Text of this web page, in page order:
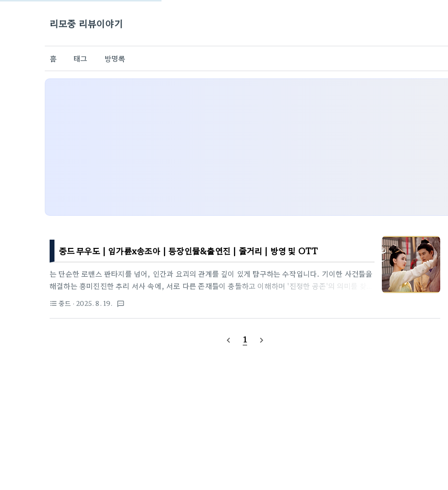
리모중 리뷰이야기
홈 태그 방명록
중드 무우도 | 임가륜x송조아 | 등장인물&출연진 | 줄거리 | 방영 및 OTT
는 단순한 로맨스 판타지를 넘어, 인간과 요괴의 관계를 깊이 있게 탐구하는 수작입니다. 기이한 사건들을
해결하는 흥미진진한 추리 서사 속에, 서로 다른 존재들이 충돌하고 이해하며 '진정한 공존'의 의미를 찾아
픈 사연들은 시청자에게 깊은 감동과 여운을 선사합니다. 눈을 뗄 수 없는 화려한 영상미와 흡입력 있는 스
iQIYI 예고편 제목: 무우도(无忧渡)영문 제목: The Demon Hunter's Romance장르: 로맨스, 판타
지, 스릴러원작: '반명반매'의 소설 《반하: 달 아래 등불이 꺼지고, 밤의 장막이 ..
format_list_bulleted 중드 · 2025. 8. 19. textsms
navigate_before 1 navigate_next